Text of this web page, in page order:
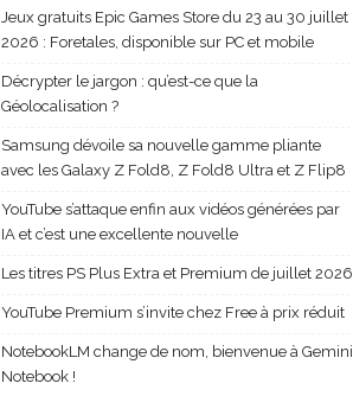
Jeux gratuits Epic Games Store du 23 au 30 juillet
2026 : Foretales, disponible sur PC et mobile
Décrypter le jargon : qu’est-ce que la
Géolocalisation ?
Samsung dévoile sa nouvelle gamme pliante
avec les Galaxy Z Fold8, Z Fold8 Ultra et Z Flip8
YouTube s’attaque enfin aux vidéos générées par
IA et c’est une excellente nouvelle
Les titres PS Plus Extra et Premium de juillet 2026
YouTube Premium s’invite chez Free à prix réduit
NotebookLM change de nom, bienvenue à Gemini
Notebook !